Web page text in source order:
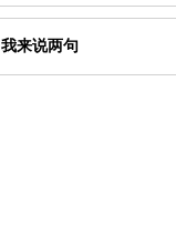
我来说两句